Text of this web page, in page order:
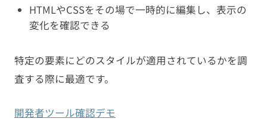
HTMLやCSSをその場で一時的に編集し、表示の
変化を確認できる
特定の要素にどのスタイルが適用されているかを調
査する際に最適です。
開発者ツール確認デモ